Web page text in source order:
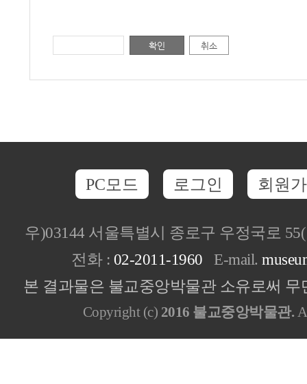
PC모드 로그인 회원
우)03144 서울특별시 종로구 우정국로
전화 : 02-2011-1960 E-mail.
본 결과물은 불교중앙박물관 소유로써
Copyright (c) 2016 불교중앙박물관.